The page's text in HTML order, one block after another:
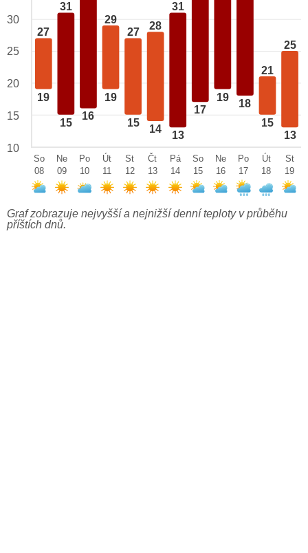
27
19
31
15
16
29
19
27
15
28
14
31
13
17
19
18
21
15
25
13
30
25
20
15
10
So
08
Ne
09
Po
10
Út
11
St
12
Čt
13
Pá
14
So
15
Ne
16
Po
17
Út
18
St
19
Graf zobrazuje nejvyšší a nejnižší denní teploty v průběhu
příštích dnů.